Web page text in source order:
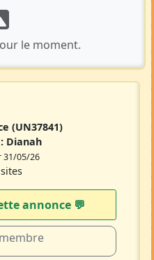
le moment.
(UN37841)
Dianah
31/05/26
annonce 💬​